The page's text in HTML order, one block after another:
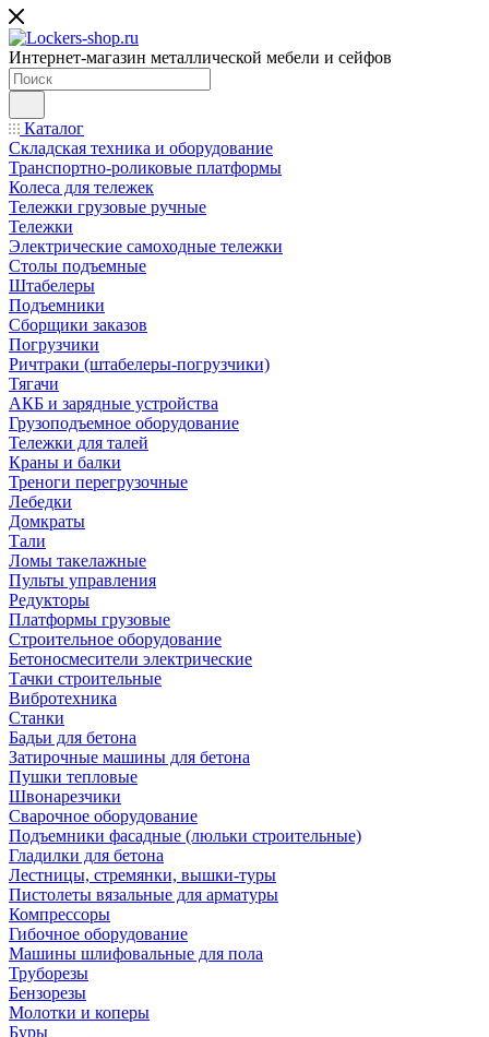
Интернет-магазин металлической мебели и сейфов
Каталог
Складская техника и оборудование
Транспортно-роликовые платформы
Колеса для тележек
Тележки грузовые ручные
Тележки
Электрические самоходные тележки
Столы подъемные
Штабелеры
Подъемники
Сборщики заказов
Погрузчики
Ричтраки (штабелеры-погрузчики)
Тягачи
АКБ и зарядные устройства
Грузоподъемное оборудование
Тележки для талей
Краны и балки
Треноги перегрузочные
Лебедки
Домкраты
Тали
Ломы такелажные
Пульты управления
Редукторы
Платформы грузовые
Строительное оборудование
Бетоносмесители электрические
Тачки строительные
Вибротехника
Станки
Бадьи для бетона
Затирочные машины для бетона
Пушки тепловые
Швонарезчики
Сварочное оборудование
Подъемники фасадные (люльки строительные)
Гладилки для бетона
Лестницы, стремянки, вышки-туры
Пистолеты вязальные для арматуры
Компрессоры
Гибочное оборудование
Машины шлифовальные для пола
Труборезы
Бензорезы
Молотки и коперы
Буры